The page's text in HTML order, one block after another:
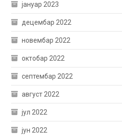
јануар 2023
децембар 2022
новембар 2022
октобар 2022
септембар 2022
август 2022
јул 2022
јун 2022